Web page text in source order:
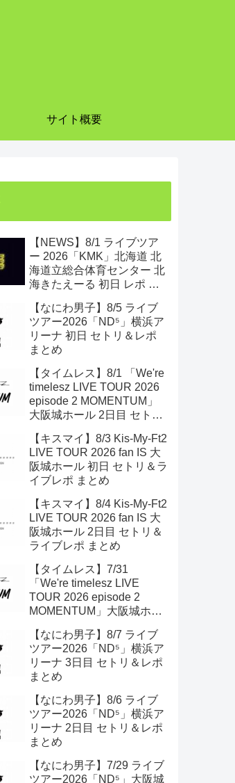
サイト概要
【NEWS】8/1 ライブツア
ー 2026「KMK」北海道 北
海道立総合体育センター 北
海きたえーる 初日 レポ ま
【なにわ男子】8/5 ライブ
ツアー2026「ND⁵」横浜ア
リーナ 初日 セトリ＆レポ
まとめ
【タイムレス】8/1 「We're
timelesz LIVE TOUR 2026
episode 2 MOMENTUM」
大阪城ホール 2日目 セトリ
【キスマイ】8/3 Kis-My-Ft2
LIVE TOUR 2026 fan IS 大
阪城ホール 初日 セトリ＆ラ
イブレポ まとめ
【キスマイ】8/4 Kis-My-Ft2
LIVE TOUR 2026 fan IS 大
阪城ホール 2日目 セトリ＆
ライブレポ まとめ
【タイムレス】7/31
「We're timelesz LIVE
TOUR 2026 episode 2
MOMENTUM」大阪城ホー
【なにわ男子】8/7 ライブ
ツアー2026「ND⁵」横浜ア
リーナ 3日目 セトリ＆レポ
まとめ
【なにわ男子】8/6 ライブ
ツアー2026「ND⁵」横浜ア
リーナ 2日目 セトリ＆レポ
まとめ
【なにわ男子】7/29 ライブ
ツアー2026「ND⁵」大阪城